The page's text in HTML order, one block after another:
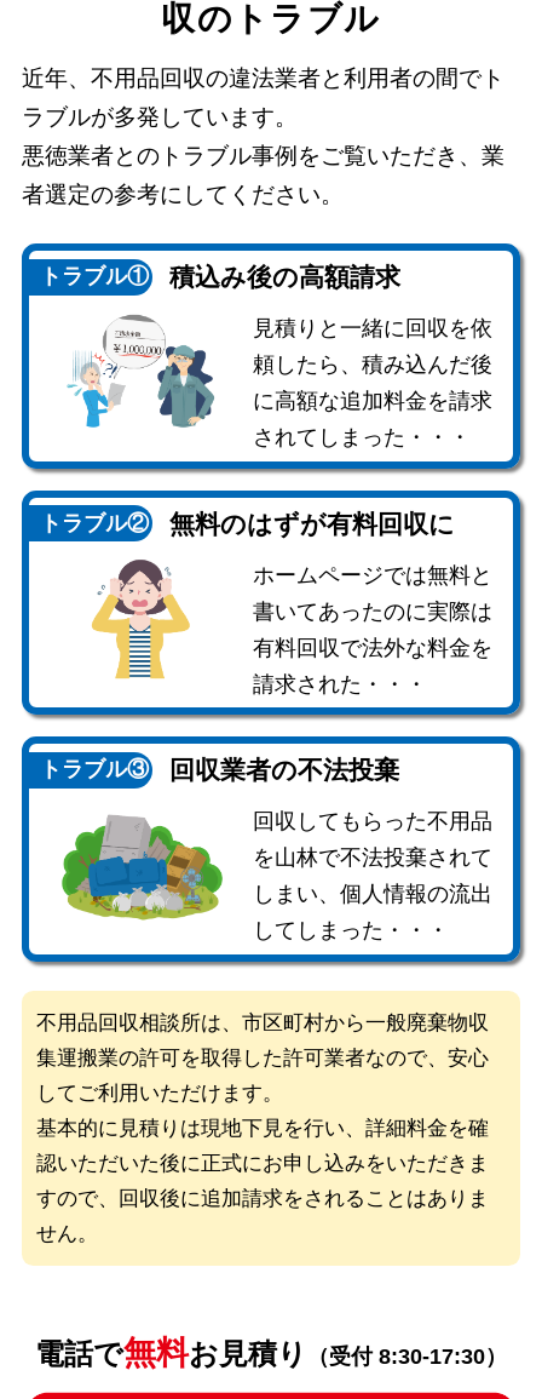
収のトラブル
近年、不用品回収の違法業者と利用者の間でト
ラブルが多発しています。
悪徳業者とのトラブル事例をご覧いただき、業
者選定の参考にしてください。
トラブル① 積込み後の高額請求
見積りと一緒に回収を依
頼したら、積み込んだ後
に高額な追加料金を請求
されてしまった・・・
トラブル② 無料のはずが有料回収に
ホームページでは無料と
書いてあったのに実際は
有料回収で法外な料金を
請求された・・・
トラブル③ 回収業者の不法投棄
回収してもらった不用品
を山林で不法投棄されて
しまい、個人情報の流出
してしまった・・・
不用品回収相談所は、市区町村から一般廃棄物収
集運搬業の許可を取得した許可業者なので、安心
してご利用いただけます。
基本的に見積りは現地下見を行い、詳細料金を確
認いただいた後に正式にお申し込みをいただきま
すので、回収後に追加請求をされることはありま
せん。
電話で無料お見積り （受付 8:30-17:30）